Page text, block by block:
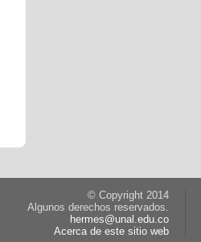
© Copyright 2014
Algunos derechos reservados.
hermes@unal.edu.co
Acerca de este sitio web